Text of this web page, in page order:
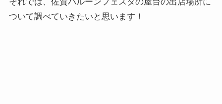
ついて調べていきたいと思います！